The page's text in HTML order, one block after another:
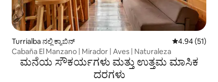
Turrialba ನಲ್ಲಿ ಕ್ಯಾಬಿನ್ 5 ರಲ್ಲಿ 4.94
4.94 (51)
Cabaña El Manzano | Mirador | Aves | Naturaleza
ಮನೆಯ ಸೌಕರ್ಯಗಳು ಮತ್ತು ಉತ್ತಮ ಮಾಸಿಕ
ದರಗಳು